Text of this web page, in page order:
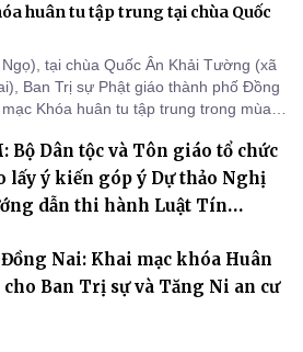
huân tu tập trung tại chùa Quốc
tại chùa Quốc Ân Khải Tường (xã
Ban Trị sự Phật giáo thành phố Đồng
Khóa huân tu tập trung trong mùa
hạ chùa Quốc Ân Khải Tường.
Bộ Dân tộc và Tôn giáo tổ chức
lấy ý kiến góp ý Dự thảo Nghị
dẫn thi hành Luật Tín
Nai: Khai mạc khóa Huân
Ban Trị sự và Tăng Ni an cư